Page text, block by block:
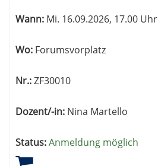
Wann: Mi. 16.09.2026, 17.00 Uhr
Wo: Forumsvorplatz
Nr.:ZF30010
Dozent/-in: Nina Martello
Status:Anmeldung möglich